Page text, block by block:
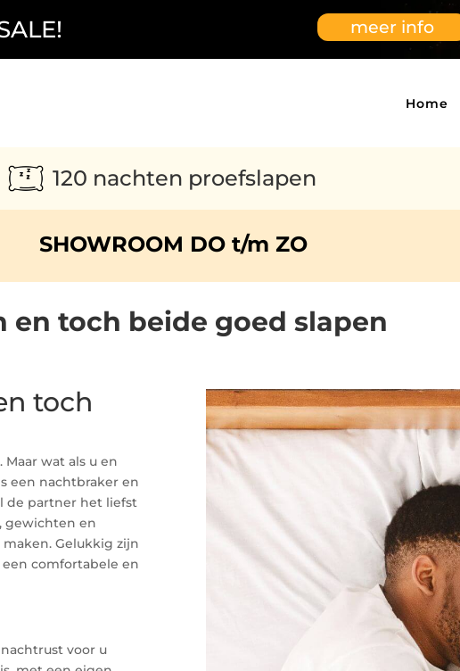
meer info
Home
120 nachten proefslapen
SHOWROOM DO t/m ZO
toch beide goed slapen
toch
wat als u en
een nachtbraker en
de partner het liefst
gewichten en
Gelukkig zijn
comfortabele en
voor u